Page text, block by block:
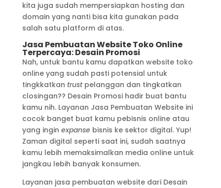
kita juga sudah mempersiapkan hosting dan
domain yang nanti bisa kita gunakan pada
salah satu platform di atas.
Jasa Pembuatan Website Toko Online
Terpercaya: Desain Promosi
Nah, untuk bantu kamu dapatkan website toko
online yang sudah pasti potensial untuk
tingkkatkan trustpelanggan dan tingkatkan
closingan?? Desain Promosi hadir buat bantu
kamu nih. Layanan Jasa Pembuatan Website ini
cocok banget buat kamu pebisnis online atau
yang ingin expanse bisnis ke sektor digital. Yup!
Zaman digital seperti saat ini, sudah saatnya
kamu lebih memaksimalkan media online untuk
jangkau lebih banyak konsumen.
Layanan jasa pembuatan website dari Desain